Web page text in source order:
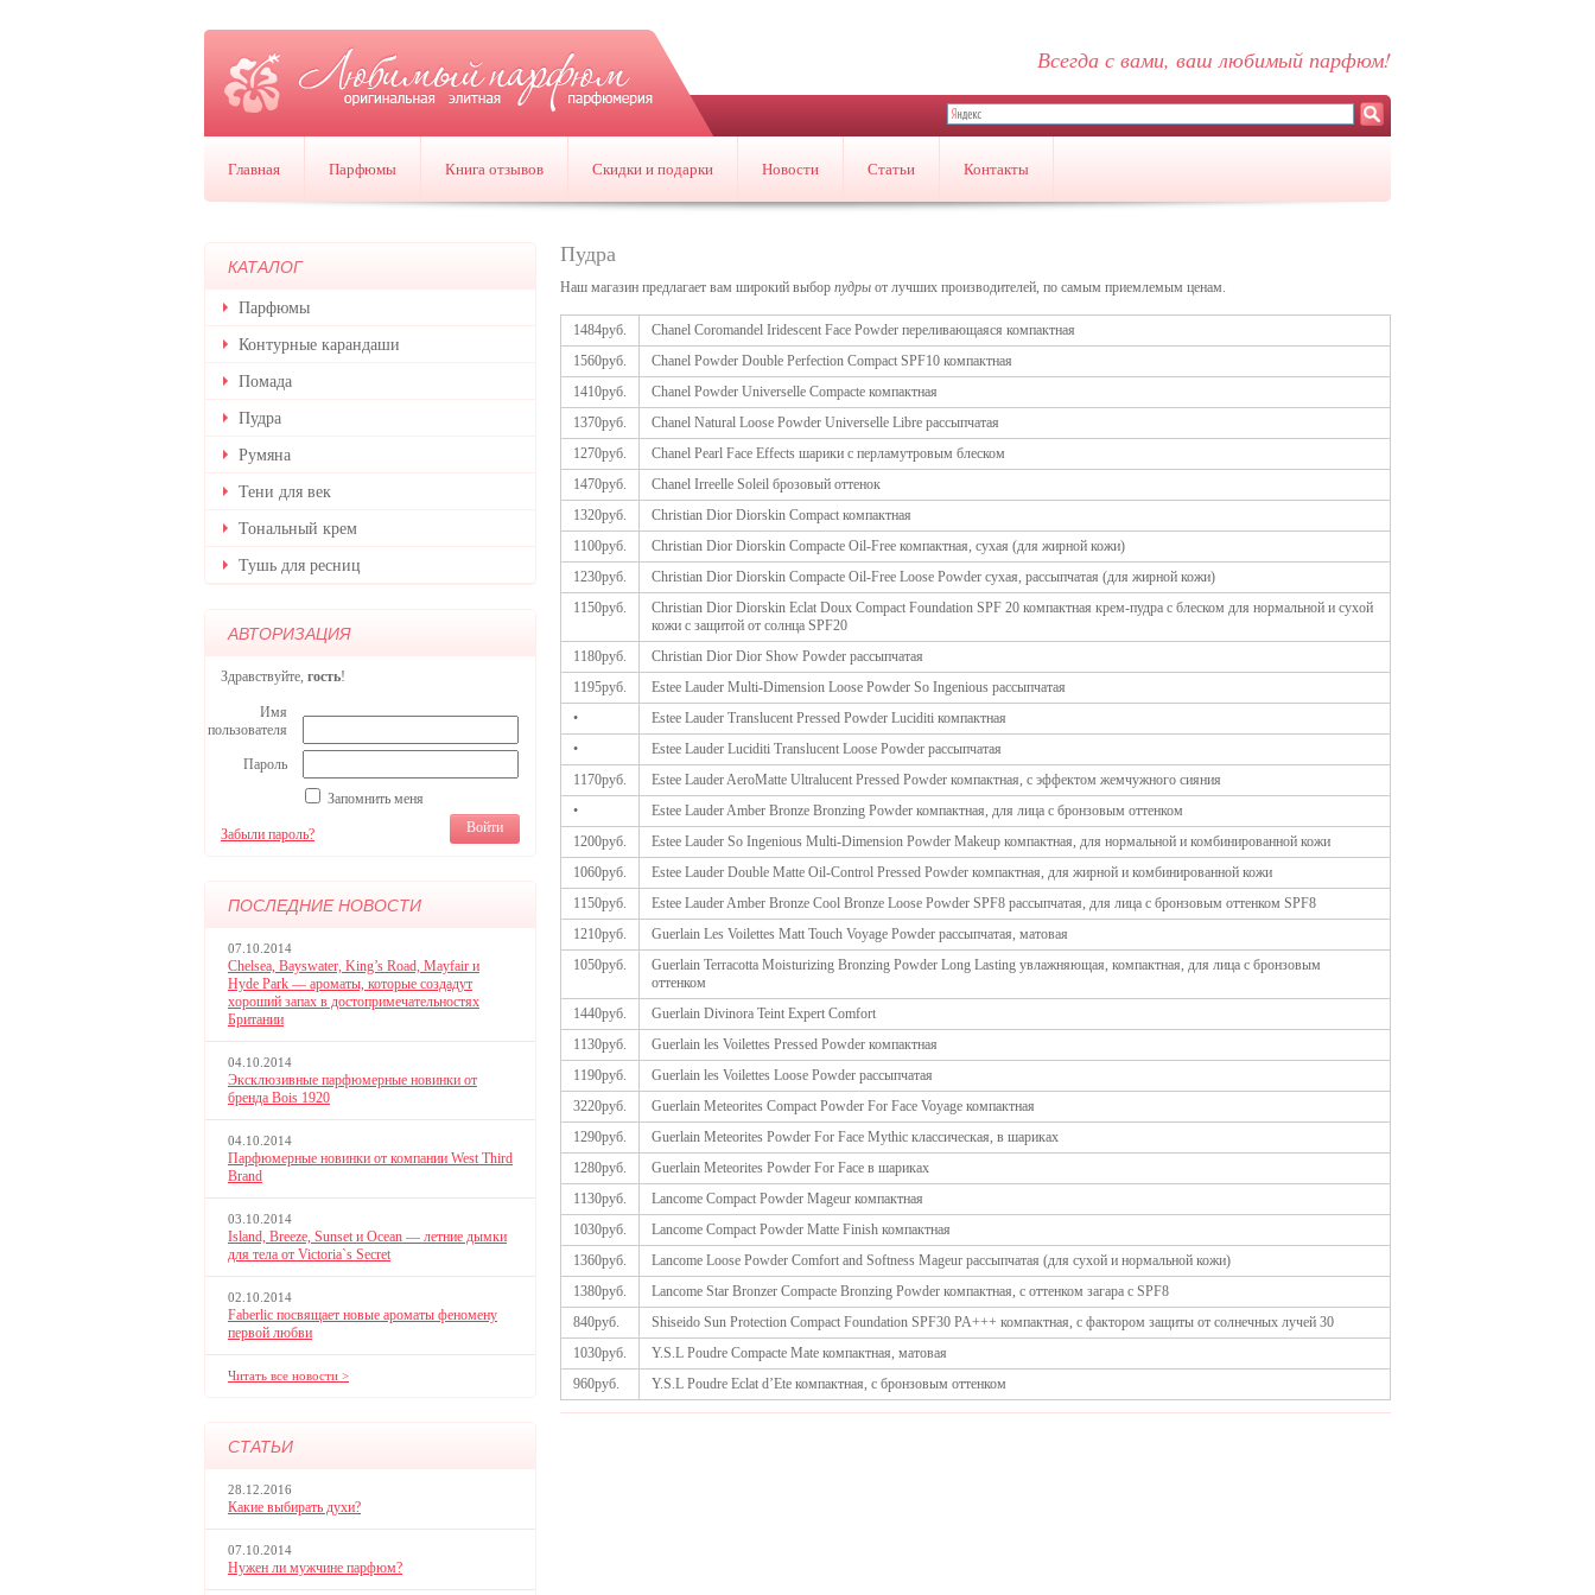
Всегда с вами, ваш любимый парфюм!
Главная Парфюмы Книга отзывов Скидки и подарки Новости Статьи Контакты
КАТАЛОГ
Парфюмы
Контурные карандаши
Помада
Пудра
Румяна
Тени для век
Тональный крем
Тушь для ресниц
АВТОРИЗАЦИЯ
Здравствуйте, гость!
Имя
пользователя
Пароль
Запомнить меня
Забыли пароль?
ПОСЛЕДНИЕ НОВОСТИ
07.10.2014
Chelsea, Bayswater, King’s Road, Mayfair и
Hyde Park — ароматы, которые создадут
хороший запах в достопримечательностях
Британии
04.10.2014
Эксклюзивные парфюмерные новинки от
бренда Bois 1920
04.10.2014
Парфюмерные новинки от компании West Third
Brand
03.10.2014
Island, Breeze, Sunset и Ocean — летние дымки
для тела от Victoria`s Secret
02.10.2014
Faberlic посвящает новые ароматы феномену
первой любви
Читать все новости >
СТАТЬИ
28.12.2016
Какие выбирать духи?
07.10.2014
Нужен ли мужчине парфюм?
Пудра
Наш магазин предлагает вам широкий выбор пудры от лучших производителей, по самым приемлемым ценам.
1484руб.
Chanel Coromandel Iridescent Face Powder переливающаяся компактная
1560руб.
Chanel Powder Double Perfection Compact SPF10 компактная
1410руб.
Chanel Powder Universelle Compacte компактная
1370руб.
Chanel Natural Loose Powder Universelle Libre рассыпчатая
1270руб.
Chanel Pearl Face Effects шарики с перламутровым блеском
1470руб.
Chanel Irreelle Soleil брозовый оттенок
1320руб.
Christian Dior Diorskin Compact компактная
1100руб.
Christian Dior Diorskin Compacte Oil-Free компактная, сухая (для жирной кожи)
1230руб.
Christian Dior Diorskin Compacte Oil-Free Loose Powder сухая, рассыпчатая (для жирной кожи)
1150руб.
Christian Dior Diorskin Eclat Doux Compact Foundation SPF 20 компактная крем-пудра с блеском для нормальной и сухой
кожи с защитой от солнца SPF20
1180руб.
Christian Dior Dior Show Powder рассыпчатая
1195руб.
Estee Lauder Multi-Dimension Loose Powder So Ingenious рассыпчатая
•
Estee Lauder Translucent Pressed Powder Luciditi компактная
•
Estee Lauder Luciditi Translucent Loose Powder рассыпчатая
1170руб.
Estee Lauder AeroMatte Ultralucent Pressed Powder компактная, с эффектом жемчужного сияния
•
Estee Lauder Amber Bronze Bronzing Powder компактная, для лица с бронзовым оттенком
1200руб.
Estee Lauder So Ingenious Multi-Dimension Powder Makeup компактная, для нормальной и комбинированной кожи
1060руб.
Estee Lauder Double Matte Oil-Control Pressed Powder компактная, для жирной и комбинированной кожи
1150руб.
Estee Lauder Amber Bronze Cool Bronze Loose Powder SPF8 рассыпчатая, для лица с бронзовым оттенком SPF8
1210руб.
Guerlain Les Voilettes Matt Touch Voyage Powder рассыпчатая, матовая
1050руб.
Guerlain Terracotta Moisturizing Bronzing Powder Long Lasting увлажняющая, компактная, для лица с бронзовым
оттенком
1440руб.
Guerlain Divinora Teint Expert Comfort
1130руб.
Guerlain les Voilettes Pressed Powder компактная
1190руб.
Guerlain les Voilettes Loose Powder рассыпчатая
3220руб.
Guerlain Meteorites Compact Powder For Face Voyage компактная
1290руб.
Guerlain Meteorites Powder For Face Mythic классическая, в шариках
1280руб.
Guerlain Meteorites Powder For Face в шариках
1130руб.
Lancome Compact Powder Mageur компактная
1030руб.
Lancome Compact Powder Matte Finish компактная
1360руб.
Lancome Loose Powder Comfort and Softness Mageur рассыпчатая (для сухой и нормальной кожи)
1380руб.
Lancome Star Bronzer Compacte Bronzing Powder компактная, с оттенком загара с SPF8
840руб.
Shiseido Sun Protection Compact Foundation SPF30 PA+++ компактная, с фактором защиты от солнечных лучей 30
1030руб.
Y.S.L Poudre Compacte Mate компактная, матовая
960руб.
Y.S.L Poudre Eclat d’Ete компактная, с бронзовым оттенком